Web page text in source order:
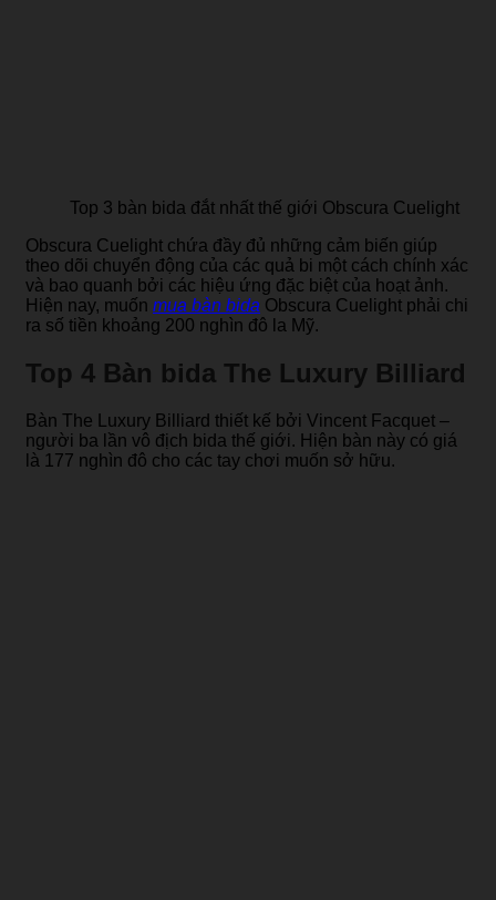
Top 3 bàn bida đắt nhất thế giới Obscura Cuelight
Obscura Cuelight chứa đầy đủ những cảm biến giúp
theo dõi chuyển động của các quả bi một cách chính xác
và bao quanh bởi các hiệu ứng đặc biệt của hoạt ảnh.
Hiện nay, muốn mua bàn bida Obscura Cuelight phải chi
ra số tiền khoảng 200 nghìn đô la Mỹ.
Top 4 Bàn bida The Luxury Billiard
Bàn The Luxury Billiard thiết kế bởi Vincent Facquet –
người ba lần vô địch bida thế giới. Hiện bàn này có giá
là 177 nghìn đô cho các tay chơi muốn sở hữu.